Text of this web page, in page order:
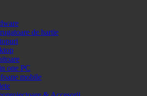
de hartie
one PC
mobile